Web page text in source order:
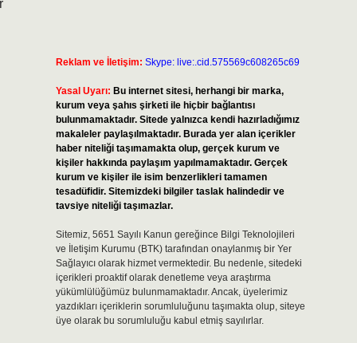
Reklam ve İletişim: Skype: live:.cid.575569c608265c69
Yasal Uyarı: Bu internet sitesi, herhangi bir marka,
kurum veya şahıs şirketi ile hiçbir bağlantısı
bulunmamaktadır. Sitede yalnızca kendi hazırladığımız
makaleler paylaşılmaktadır. Burada yer alan içerikler
haber niteliği taşımamakta olup, gerçek kurum ve
kişiler hakkında paylaşım yapılmamaktadır. Gerçek
kurum ve kişiler ile isim benzerlikleri tamamen
tesadüfidir. Sitemizdeki bilgiler taslak halindedir ve
tavsiye niteliği taşımazlar.
Sitemiz, 5651 Sayılı Kanun gereğince Bilgi Teknolojileri
ve İletişim Kurumu (BTK) tarafından onaylanmış bir Yer
Sağlayıcı olarak hizmet vermektedir. Bu nedenle, sitedeki
içerikleri proaktif olarak denetleme veya araştırma
yükümlülüğümüz bulunmamaktadır. Ancak, üyelerimiz
yazdıkları içeriklerin sorumluluğunu taşımakta olup, siteye
üye olarak bu sorumluluğu kabul etmiş sayılırlar.